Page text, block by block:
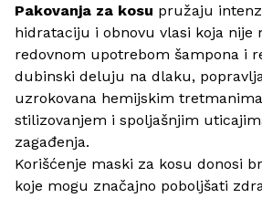
Pakovanja za kosu pružaju
hidrataciju i obnovu vlasi koja nije
redovnom upotrebom šampona i
dubinski deluju na dlaku,
uzrokovana hemijskim
stilizovanjem i spoljašnjim
zagađenja.
Korišćenje maski za kosu donosi
koje mogu značajno poboljšati